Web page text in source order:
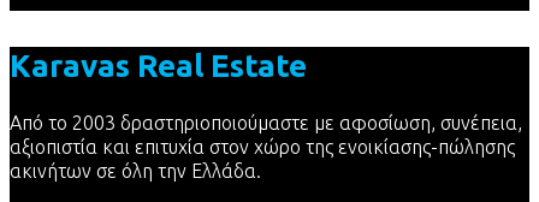
Karavas Real Estate
Από το 2003 δραστηριοποιούμαστε με αφοσίωση, συνέπεια,
αξιοπιστία και επιτυχία στον χώρο της ενοικίασης-πώλησης
ακινήτων σε όλη την Ελλάδα.